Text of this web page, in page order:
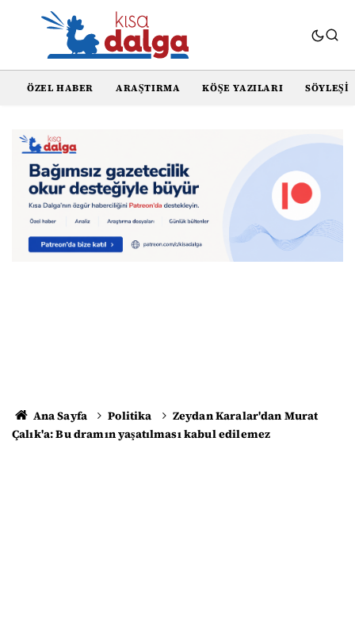
ÖZEL HABER ARAŞTIRMA KÖŞE YAZILARI SÖYLEŞI
Ana Sayfa Politika
Zeydan Karalar'dan Murat
Çalık'a: Bu dramın yaşatılması kabul edilemez